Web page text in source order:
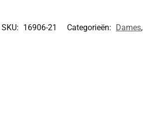
SKU: 16906-21 Categorieën: Dames,